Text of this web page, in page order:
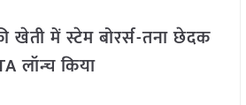
खेती में स्टेम बोरर्स-तना छेदक
लॉन्च किया